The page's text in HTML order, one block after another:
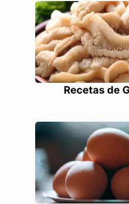
Recetas de